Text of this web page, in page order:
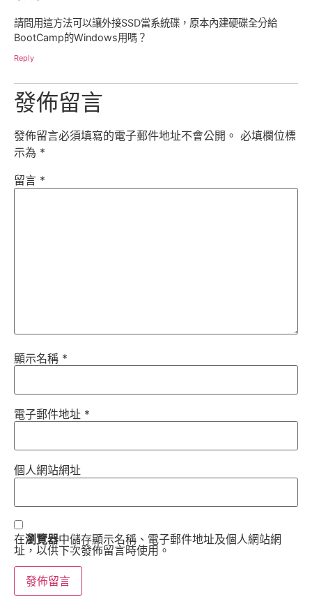
請問用這方法可以讓外接SSD當系統碟，原本內建硬碟全分給
BootCamp的Windows用嗎？
Reply
發佈留言
發佈留言必須填寫的電子郵件地址不會公開。 必填欄位標
示為 *
留言 *
顯示名稱 *
電子郵件地址 *
個人網站網址
在瀏覽器中儲存顯示名稱、電子郵件地址及個人網站網
址，以供下次發佈留言時使用。